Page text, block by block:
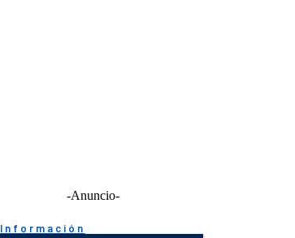
-Anuncio-
Información